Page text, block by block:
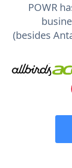
POWR
(besides